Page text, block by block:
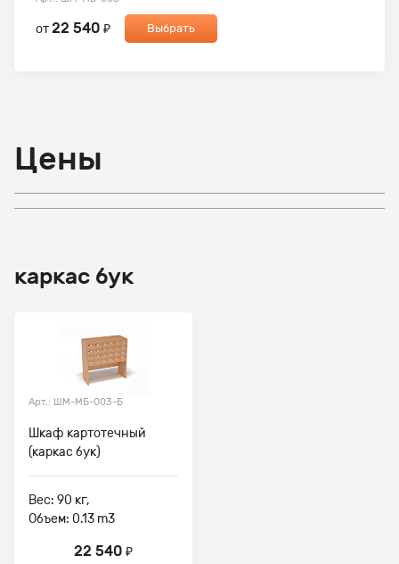
от22 540 ₽ Выбрать
Цены
каркас бук
Арт.: ШМ-МБ-003-Б
Шкаф картотечный
(каркас бук)
Вес: 90 кг,
Объем: 0.13 m3
22 540 ₽